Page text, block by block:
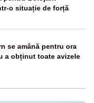
o situație de forță
se amână pentru ora
a obținut toate avizele